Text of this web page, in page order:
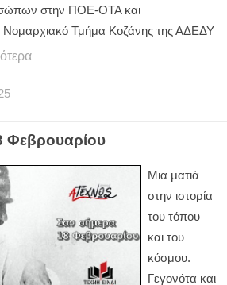
στην ΠΟΕ-ΟΤΑ και
Τμήμα Κοζάνης της ΑΔΕΔΥ
Φεβρουαρίου
Μια ματιά
στην ιστορία
του τόπου
και του
κόσμου.
Γεγονότα και